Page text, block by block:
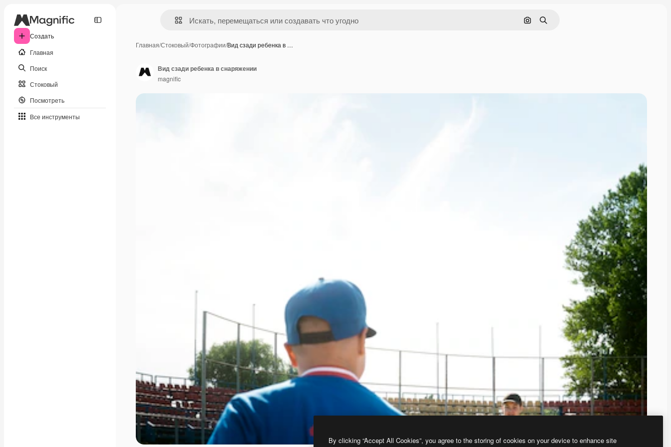
Создать
Главная
Поиск
Стоковый
Посмотреть
Все инструменты
Поиск по изображению
Поиск
Главная/Стоковый/Фотографии/Вид сзади ребенка в …
Вид сзади ребенка в снаряжении
magnific
By clicking “Accept All Cookies”, you agree to the storing of cookies on your device to enhance site